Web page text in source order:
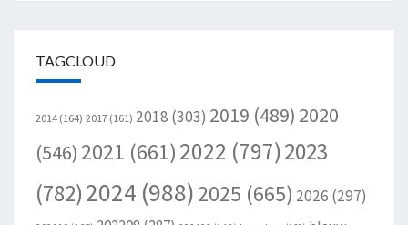
TAGCLOUD
2014 (164) 2017 (161) 2018 (303) 2019 (489) 2020
(546) 2021 (661) 2022 (797)2023
(782)2024 (988) 2025 (665) 2026 (297)